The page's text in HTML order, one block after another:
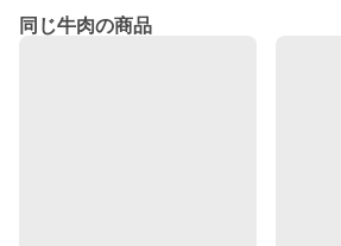
同じ牛肉の商品